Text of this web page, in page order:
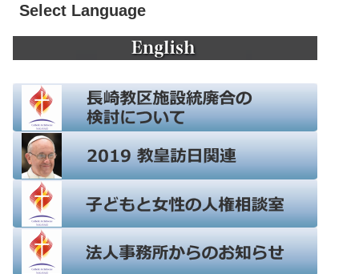
Select Language